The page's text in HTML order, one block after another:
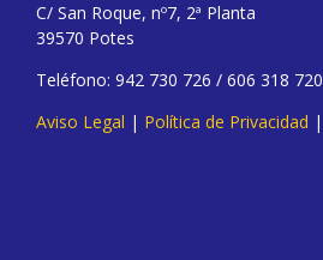
C/ San Roque, nº7, 2ª Planta
39570 Potes
Teléfono: 942 730 726 / 606 318 720
Aviso Legal | Política de Privacidad |